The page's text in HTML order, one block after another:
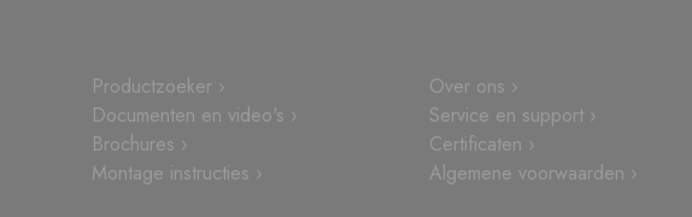
Productzoeker ›
Documenten en video's ›
Brochures ›
Montage instructies ›
Over ons ›
Service en support ›
Certificaten ›
Algemene voorwaarden ›